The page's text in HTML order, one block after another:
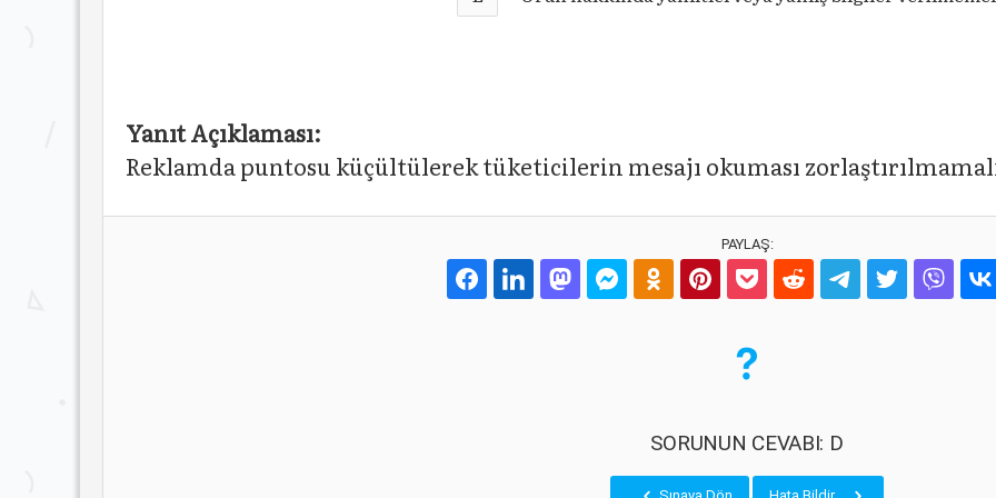
Yanıt Açıklaması:
Reklamda puntosu küçültülerek tüketicilerin mesajı okuması
PAYLAŞ:
SORUNUN CEVABI: D